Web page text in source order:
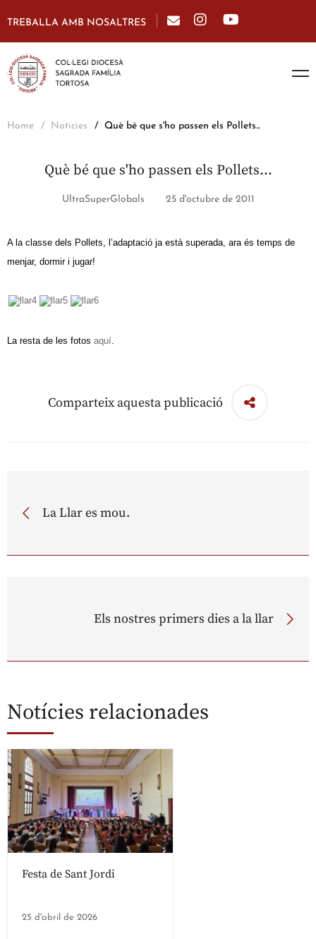
TREBALLA AMB NOSALTRES
Home Notícies Què bé que s'ho passen els Pollets...
Què bé que s'ho passen els Pollets…
UltraSuperGlobals 25 d'octubre de 2011
A la classe dels Pollets, l’adaptació ja està superada, ara és temps de
menjar, dormir i jugar!
La resta de les fotos aquí.
Comparteix aquesta publicació
La Llar es mou.
Els nostres primers dies a la llar
Notícies relacionades
Festa de Sant Jordi
25 d'abril de 2026